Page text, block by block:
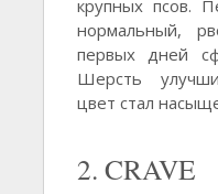
крупных псов.
нормальный,
первых дней
Шерсть
цвет стал
2. CRAVE